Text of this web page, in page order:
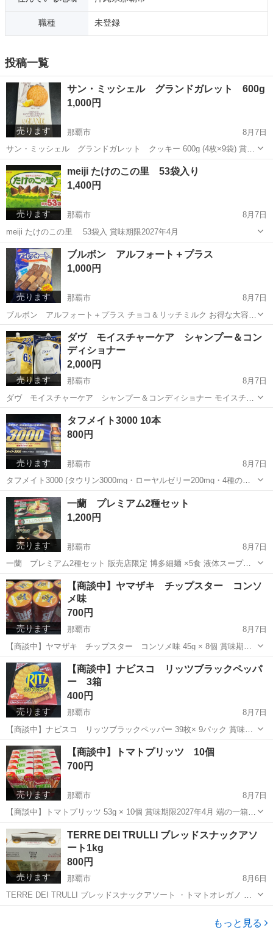
業者ではなく素人個人で出品しておりますのでセット内容や価格
とでも‥ •男女問わず多くの取引き経験があります。取引きに不
職種 未登録
投稿一覧
売ります
サン・ミッシェル グランドガレット 600g
1,000円
那覇市
8月7日
サン・ミッシェル グランドガレット クッキー 600g (4枚×9袋) 賞味
期限2026年9月 原産国フランス
沖縄 那覇市 食品 クッキー
売ります
meiji たけのこの里 53袋入り
1,400円
那覇市
8月7日
meiji たけのこの里 53袋入 賞味期限2027年4月
沖縄 那覇市 食品
売ります
ブルボン アルフォート＋プラス
1,000円
那覇市
8月7日
ブルボン アルフォート＋プラス チョコ＆リッチミルク お得な大容量
798g！ 賞味期限2027年4月 会員制倉庫型店舗より安値です ディスカ
ウントストアより更に安値です。 ◎久世福ひとくち大福 オマケ付き
沖縄 那覇市 食品 アルフォート
売ります
ダヴ モイスチャーケア シャンプー＆コン
ディショナー
2,000円
那覇市
8月7日
ダヴ モイスチャーケア シャンプー＆コンディショナー モイスチャ
ーケア シャンプー 髪ダメージに先まわりケア モイスチャーミルク
EX配合 2.2kg(通常の詰め替え約6.2個分) モイスチャーケア コンディ
シ...
沖縄 那覇市 家庭用品
売ります
タフメイト3000 10本
800円
那覇市
8月7日
タフメイト3000 (タウリン3000mg・ローヤルゼリー200mg・4種のビ
タミン配合) 100ml × 10本入 使用期限2029年1月
沖縄 那覇市 食品
売ります
一蘭 プレミアム2種セット
1,200円
那覇市
8月7日
一蘭 プレミアム2種セット 販売店限定 博多細麺 ×5食 液体スープ
（一蘭ラーメン博多細麺ストレート）×3袋 液体スープ（一蘭ラーメン
釜だれとんこつ）×2袋 赤い秘伝の粉 ×5袋
沖縄 那覇市 食品 一蘭
売ります
【商談中】ヤマザキ チップスター コンソ
メ味
700円
那覇市
8月7日
【商談中】ヤマザキ チップスター コンソメ味 45g × 8個 賞味期限
2027年6月
沖縄 那覇市 食品 チップスター
売ります
【商談中】ナビスコ リッツブラックペッパ
ー 3箱
400円
那覇市
8月7日
【商談中】ナビスコ リッツブラックペッパー 39枚× 9パック 賞味期
限2027年4月
沖縄 那覇市 食品 賞味期限
売ります
【商談中】トマトプリッツ 10個
700円
那覇市
8月7日
【商談中】トマトプリッツ 53g × 10個 賞味期限2027年4月 端の一箱の
角が少し潰れてますが中身は問題ないようです
沖縄 那覇市
売ります
TERRE DEI TRULLI ブレッドスナックアソ
ート1kg
800円
那覇市
8月6日
TERRE DEI TRULLI ブレッドスナックアソート ・トマトオレガノ ・
ローズマリー ・エクストラバージンオリーブオイル ・チリ 原産国イ
もっと見る